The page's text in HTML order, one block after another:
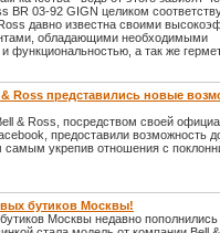
BR 03-92 GIGN целиком
давно известна своими
обладающими необходимыми
функциональностью, а так же
Ross представились новые
& Ross, посредством своей
предоставили возможность
самым укрепив отношения с
бутиков Москвы!
Москвы недавно